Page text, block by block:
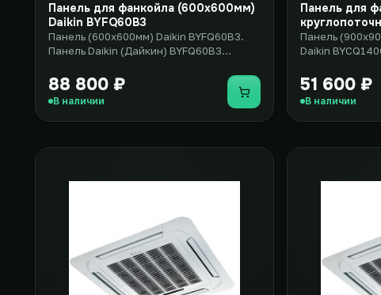
Панель для фанкойла (600x600мм)
Daikin BYFQ60B3
Панель (600x600мм) Daikin BYFQ60B3.
Панель Daikin (Дайкин) BYFQ60B3
88 800 ₽
В наличии Купить
Панель для
Панель
Daikin
51 600 ₽
В наличии